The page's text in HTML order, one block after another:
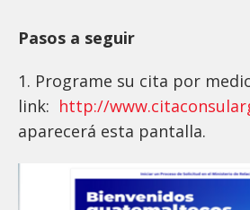
Pasos a seguir
1. Programe su cita por
link: http://
aparecerá esta pantalla.